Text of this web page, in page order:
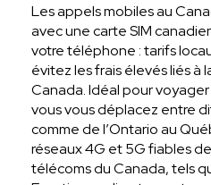
Les appels mobiles au
avec une carte SIM
votre téléphone : tarifs
évitez les frais élevés liés à
Canada. Idéal pour
vous vous déplacez entre
comme de l’Ontario au
réseaux 4G et 5G fiables
télécoms du Canada, tels